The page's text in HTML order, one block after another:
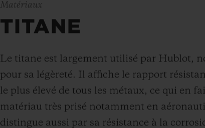
Matériaux
TITANE
Le titane est largement utilisé par Hublot,
pour sa légèreté. Il affiche le rapport
le plus élevé de tous les métaux, ce qui en
matériau très prisé notamment en
distingue aussi par sa résistance à la